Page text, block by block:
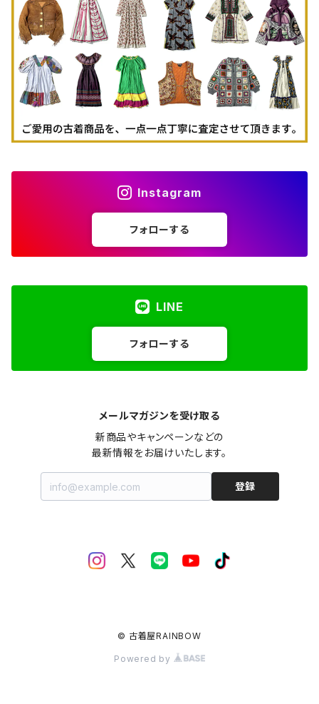
古着パーカー
古着タンクトップ
Instagram
フォローする
LINE
フォローする
メールマガジンを受け取る
新商品やキャンペーンなどの
最新情報をお届けいたします。
登録
© 古着屋RAINBOW
Powered by